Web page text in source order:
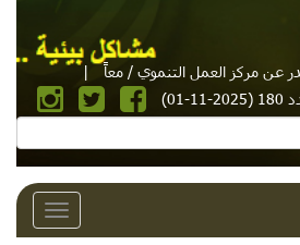
عن مركز العمل التنموي / معاً
|
Toggle